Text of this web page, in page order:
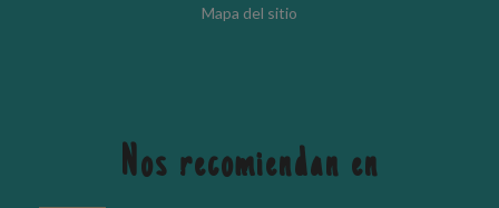
Mapa del sitio
Nos recomiendan en